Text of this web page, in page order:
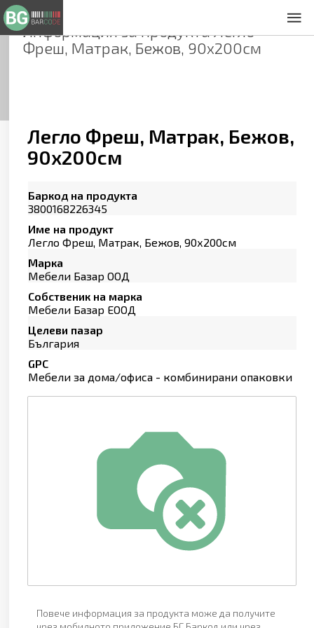
Информация за продуктаЛегло
Фреш, Матрак, Бежов, 90х200см
Легло Фреш, Матрак, Бежов,
90х200см
Баркод на продукта
3800168226345
Име на продукт
Легло Фреш, Матрак, Бежов, 90х200см
Марка
Мебели Базар ООД
Собственик на марка
Мебели Базар ЕООД
Целеви пазар
България
GPC
Мебели за дома/офиса - комбинирани опаковки
Повече информация за продукта може да получите
Общи условия